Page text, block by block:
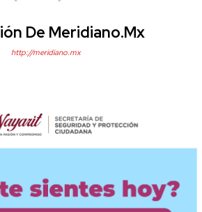
De Meridiano.mx
http://meridiano.mx